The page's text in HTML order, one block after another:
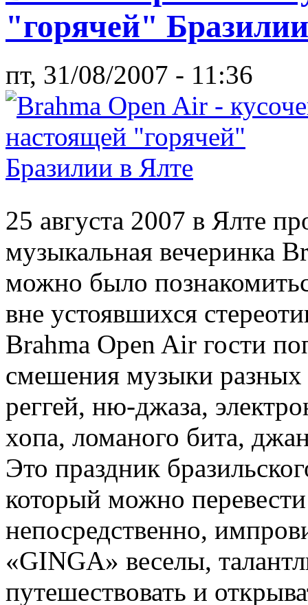
"горячей"
пт, 31/08/2007 - 11:36
25 августа 2007 в Ялте
музыкальная вечеринка
можно было
вне устоявшихся
Brahma Open Air гости
смешения музыки разных
реггей, ню-джаза,
хопа, ломаного бита,
Это праздник
который можно
непосредственно,
«GINGA» веселы,
путешествовать и